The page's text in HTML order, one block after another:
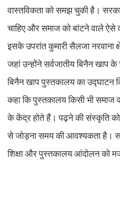
वास्तविकता को समझ चुकी है।
चाहिए और समाज को बांटने वाले ऐसे
इसके उपरांत कुमारी सैलजा नरवाना
जहां उन्होंने सर्वजातीय बिनैन खाप
बिनैन खाप पुस्तकालय का उद्घाटन
कहा कि पुस्तकालय किसी भी समाज
के केंद्र होते हैं। पढ़ने की संस्कृति को
से जोड़ना समय की आवश्यकता है।
शिक्षा और पुस्तकालय आंदोलन को